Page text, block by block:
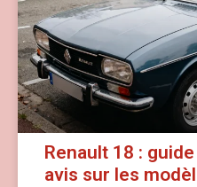
Renault 18 :
avis sur les